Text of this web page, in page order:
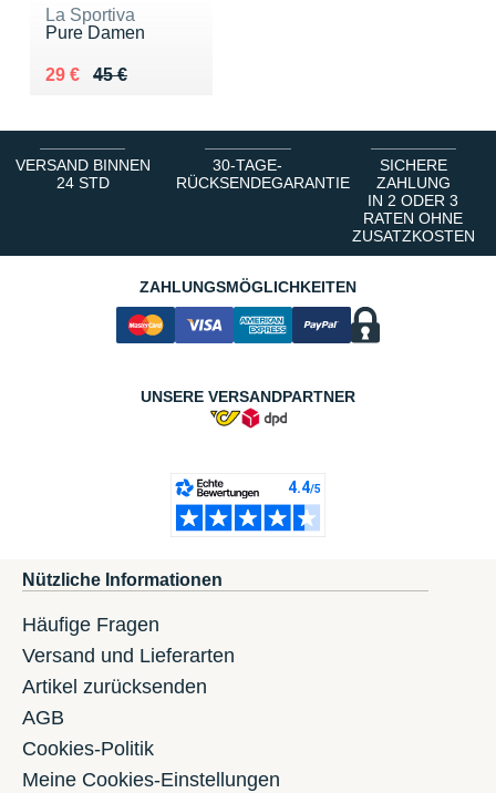
La Sportiva
Pure Damen
45 €
Au lieu de 45 €
29 €
Vendu 29 €
VERSAND BINNEN
24 STD
30-TAGE-
RÜCKSENDEGARANTIE
SICHERE
ZAHLUNG
IN 2 ODER 3
RATEN OHNE
ZUSATZKOSTEN
ZAHLUNGSMÖGLICHKEITEN
UNSERE VERSANDPARTNER
Nützliche Informationen
Häufige Fragen
Versand und Lieferarten
Artikel zurücksenden
AGB
Cookies-Politik
Meine Cookies-Einstellungen